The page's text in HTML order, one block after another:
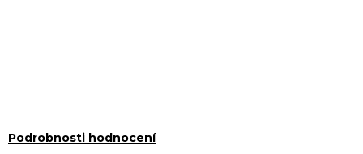
Průměrné
Podrobnosti hodnocení